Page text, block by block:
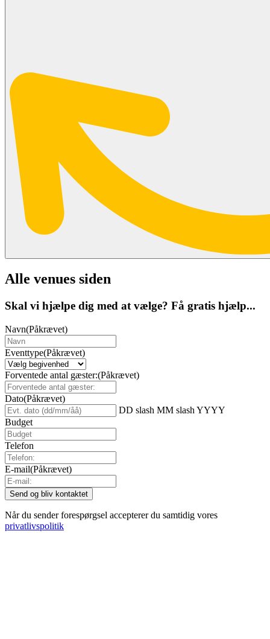
Alle venues siden
Skal vi hjælpe dig med at vælge? Få gratis hjælp...
Navn(Påkrævet)
Eventtype(Påkrævet)
Forventede antal gæster:(Påkrævet)
Dato(Påkrævet)
DD slash MM slash YYYY
Budget
Telefon
E-mail(Påkrævet)
Når du sender forespørgsel accepterer du samtidig vores
privatlivspolitik